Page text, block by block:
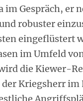
im Gespräch, er
robuster
eingeflüstert
im Umfeld
die Kiewer-
Kriegsherr